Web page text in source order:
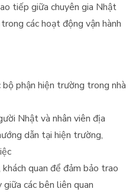
tiếp giữa chuyên gia Nhật
các hoạt động vận hành
phận hiện trường trong nhà
Nhật và nhân viên địa
dẫn tại hiện trường,
quan để đảm bảo trao
các bên liên quan